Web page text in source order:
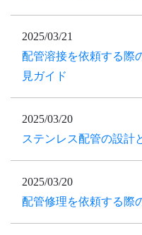
2025/03/21
配管溶接を依頼する際
見ガイド
2025/03/20
ステンレス配管の設計
2025/03/20
配管修理を依頼する際